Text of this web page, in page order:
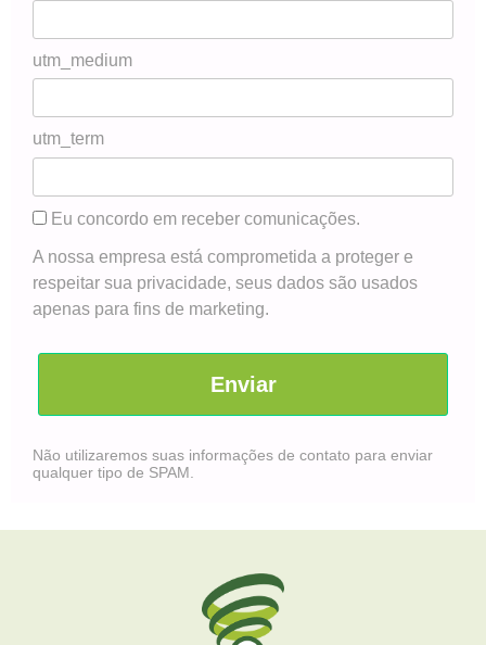
utm_medium
utm_term
Eu concordo em receber comunicações.
A nossa empresa está comprometida a proteger e
respeitar sua privacidade, seus dados são usados
apenas para fins de marketing.
Enviar
Não utilizaremos suas informações de contato para enviar
qualquer tipo de SPAM.